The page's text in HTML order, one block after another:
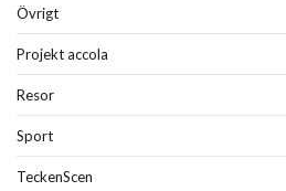
Övrigt
Projekt accola
Resor
Sport
TeckenScen